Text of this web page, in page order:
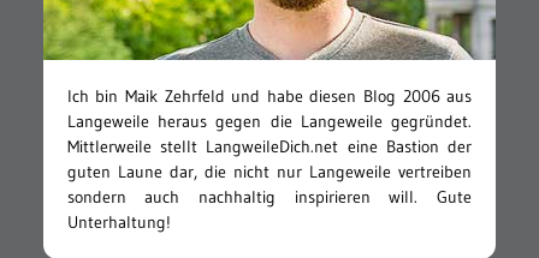
Ich bin Maik Zehrfeld und habe diesen Blog 2006 aus
Langeweile heraus gegen die Langeweile gegründet.
Mittlerweile stellt LangweileDich.net eine Bastion der
guten Laune dar, die nicht nur Langeweile vertreiben
sondern auch nachhaltig inspirieren will. Gute
Unterhaltung!